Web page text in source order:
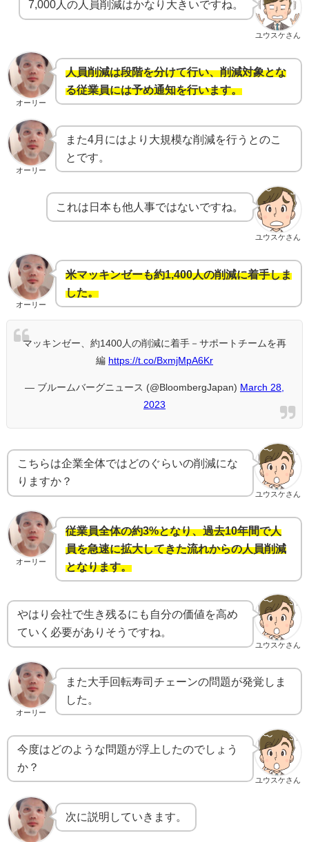
ユウスケさん
7,000人の人員削減はかなり大きいですね。
オーリー
人員削減は段階を分けて行い、削減対象とな
る従業員には予め通知を行います。
オーリー
また4月にはより大規模な削減を行うとのこ
とです。
ユウスケさん
これは日本も他人事ではないですね。
オーリー
米マッキンゼーも約1,400人の削減に着手しま
した。
マッキンゼー、約1400人の削減に着手－サポートチームを再
編 https://t.co/BxmjMpA6Kr
— ブルームバーグニュース (@BloombergJapan) March 28,
2023
ユウスケさん
こちらは企業全体ではどのぐらいの削減にな
りますか？
オーリー
従業員全体の約3%となり、過去10年間で人
員を急速に拡大してきた流れからの人員削減
となります。
ユウスケさん
やはり会社で生き残るにも自分の価値を高め
ていく必要がありそうですね。
オーリー
また大手回転寿司チェーンの問題が発覚しま
した。
ユウスケさん
今度はどのような問題が浮上したのでしょう
か？
次に説明していきます。